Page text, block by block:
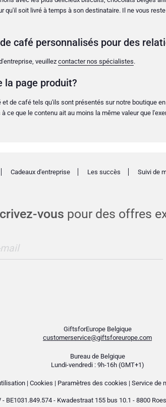
qu'il soit livré à temps à son destinataire. Il ne vous
café personnalisés pour des
veuillez contacter nos spécialistes.
la page produit?
de café tels qu'ils sont présentés sur notre boutique
que le contenu ait au moins la même valeur que
vous pour des offres
Cadeaux d'entreprise Les succès Suivi de
GiftsforEurope Belgique
customerservice@giftsforeurope.com
Bureau de Belgique
Lundi-vendredi : 9h-16h (GMT+1)
| Cookies | Paramètres des cookies | Service de
- BE1031.849.574 - Kwadestraat 155 bus 10.1 - 8800